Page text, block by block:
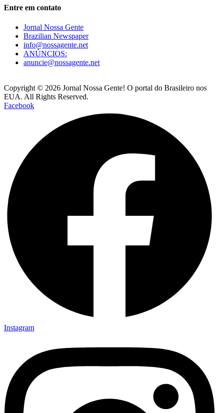
Entre em contato
Jornal Nossa Gente
Brazilian Newspaper
info@nossagente.net
ANÚNCIOS:
anuncie@nossagente.net
Copyright © 2026 Jornal Nossa Gente! O portal do Brasileiro nos
EUA. All Rights Reserved.
Facebook
Instagram